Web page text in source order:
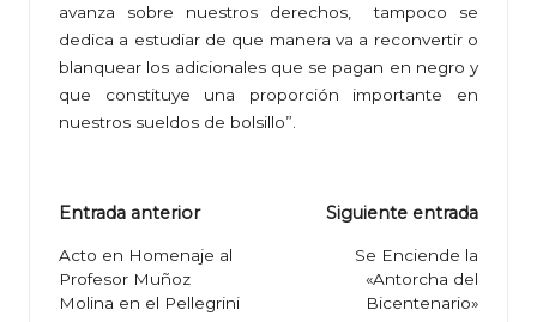
avanza sobre nuestros derechos, tampoco se
dedica a estudiar de que manera va a reconvertir o
blanquear los adicionales que se pagan en negro y
que constituye una proporción importante en
nuestros sueldos de bolsillo”.
Navegación
de
entradas
Entrada anterior
Acto en Homenaje al
Profesor Muñoz
Molina en el Pellegrini
Siguiente entrada
Se Enciende la
«Antorcha del
Bicentenario»